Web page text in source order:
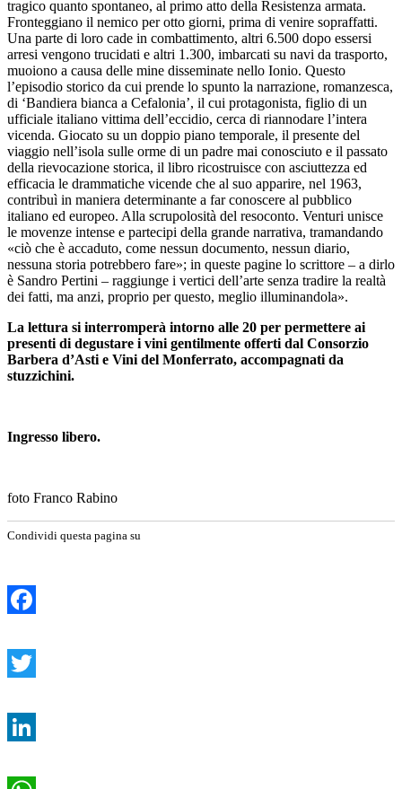
tragico quanto spontaneo, al primo atto della Resistenza armata.
Fronteggiano il nemico per otto giorni, prima di venire sopraffatti.
Una parte di loro cade in combattimento, altri 6.500 dopo essersi
arresi vengono trucidati e altri 1.300, imbarcati su navi da trasporto,
muoiono a causa delle mine disseminate nello Ionio. Questo
l’episodio storico da cui prende lo spunto la narrazione, romanzesca,
di ‘Bandiera bianca a Cefalonia’, il cui protagonista, figlio di un
ufficiale italiano vittima dell’eccidio, cerca di riannodare l’intera
vicenda. Giocato su un doppio piano temporale, il presente del
viaggio nell’isola sulle orme di un padre mai conosciuto e il passato
della rievocazione storica, il libro ricostruisce con asciuttezza ed
efficacia le drammatiche vicende che al suo apparire, nel 1963,
contribuì in maniera determinante a far conoscere al pubblico
italiano ed europeo. Alla scrupolosità del resoconto. Venturi unisce
le movenze intense e partecipi della grande narrativa, tramandando
«ciò che è accaduto, come nessun documento, nessun diario,
nessuna storia potrebbero fare»; in queste pagine lo scrittore – a dirlo
è Sandro Pertini – raggiunge i vertici dell’arte senza tradire la realtà
dei fatti, ma anzi, proprio per questo, meglio illuminandola».
La lettura si interromperà intorno alle 20 per permettere ai
presenti di degustare i vini gentilmente offerti dal Consorzio
Barbera d’Asti e Vini del Monferrato, accompagnati da
stuzzichini.
Ingresso libero.
foto Franco Rabino
Condividi questa pagina su